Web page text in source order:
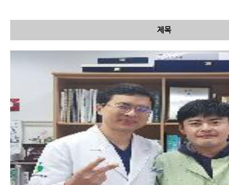
교통사고 병원비, 자동차보험
적용 가능
교통사고 한방치료가 필요한
이유와 한방치료의 종류
제목